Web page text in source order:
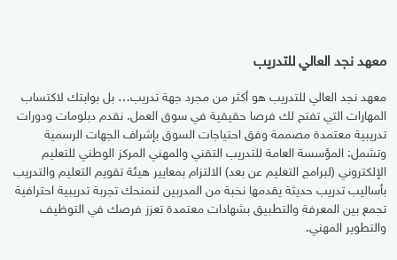
معهد نجد العالي للتدريب
معهد نجد العالي للتدريب هو أكثر من مجرد جهة تدريب… بل بوابتك لاكتساب
المهارات التي تفتح لك فرصا حقيقية في سوق العمل. نقدم دبلومات ودورات
تدريبية معتمدة مصممة وفق احتياجات السوق بإشراف الجهات الرسمية
وتشمل: المؤسسة العامة للتدريب التقني والمهني المركز الوطني للتعليم
الإلكتروني (لبرامج التعليم عن بعد) الالتزام بمعايير هيئة تقويم التعليم والتدريب
بأساليب تدريب حديثة يقدمها نخبة من المدربين لنمنحك تجربة تدريبية احترافية
تجمع بين المعرفة والتطبيق بشهادات معتمدة تعزز فرصك في التوظيف
والتطوير المهني.